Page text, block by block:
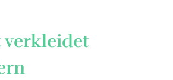
verkleidet